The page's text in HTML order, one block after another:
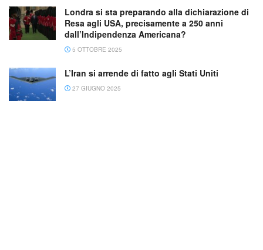
Londra si sta preparando alla dichiarazione di
Resa agli USA, precisamente a 250 anni
dall’Indipendenza Americana?
5 OTTOBRE 2025
L’Iran si arrende di fatto agli Stati Uniti
27 GIUGNO 2025